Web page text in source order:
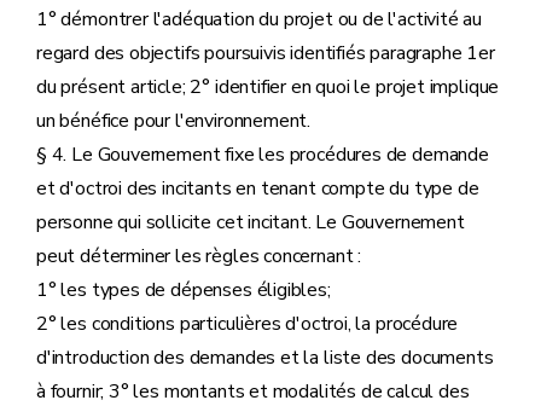
1° démontrer l'adéquation du projet ou de l'activité au
regard des objectifs poursuivis identifiés paragraphe 1er
du présent article; 2° identifier en quoi le projet implique
un bénéfice pour l'environnement.
§ 4. Le Gouvernement fixe les procédures de demande
et d'octroi des incitants en tenant compte du type de
personne qui sollicite cet incitant. Le Gouvernement
peut déterminer les règles concernant :
1° les types de dépenses éligibles;
2° les conditions particulières d'octroi, la procédure
d'introduction des demandes et la liste des documents
à fournir; 3° les montants et modalités de calcul des